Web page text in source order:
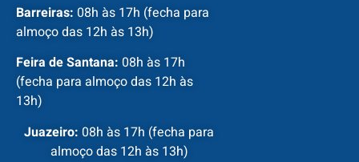
Barreiras: 08h às 17h (fecha para
almoço das 12h às 13h)
Feira de Santana: 08h às 17h
(fecha para almoço das 12h às
13h)
Juazeiro: 08h às 17h (fecha para
almoço das 12h às 13h)